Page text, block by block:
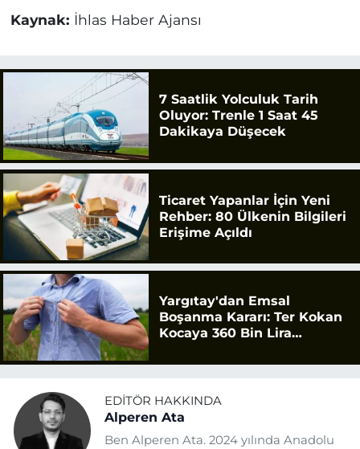
Kaynak: İhlas Haber Ajansı
7 Saatlik Yolculuk Tarih
Oluyor: Trenle 1 Saat 45
Dakikaya Düşecek
Ticaret Yapanlar İçin Yeni
Rehber: 80 Ülkenin Bilgileri
Erişime Açıldı
Yargıtay'dan Emsal
Boşanma Kararı: Ter Kokan
Kocaya 360 Bin Lira
EDITÖR HAKKINDA
Alperen Ata
Ben Alperen Ata. 2024 yılında Anadolu